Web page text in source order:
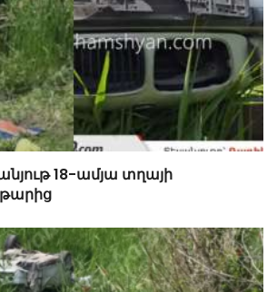
18-ամյա տղայի